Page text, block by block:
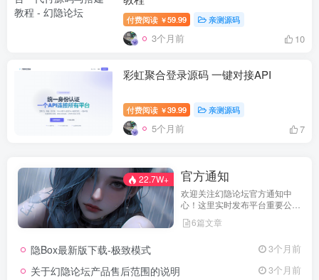
付费阅读 ￥59.99 亲测源码
3个月前 10
彩虹聚合登录源码 一键对接API
付费阅读 ￥39.99 亲测源码
5个月前 7
22.7W+ 官方通知
欢迎关注幻隐论坛官方通知中
心！这里实时发布平台重要公
提醒及用户权益说明，确保每位
们坚持公开透明，通过权威通知
坛获得更优质、安全的使用体
6篇文章
隐Box最新版下载-极致模式 3个月前
关于幻隐论坛产品售后范围的说明 3个月前